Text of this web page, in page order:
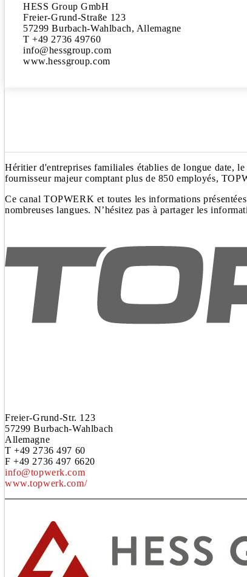
HESS Group GmbH
Freier-Grund-Straße 123
57299 Burbach-Wahlbach, Allemagne
T +49 2736 49760
info@hessgroup.com
www.hessgroup.com
Héritier d'entreprises familiales établies de longue date,
fournisseur majeur comptant plus de 850 employés,
Ce canal TOPWERK et toutes les informations
nombreuses langues. N’hésitez pas à partager les
Freier-Grund-Str. 123
57299 Burbach-Wahlbach
Allemagne
T +49 2736 497 60
F +49 2736 497 6620
info@topwerk.com
www.topwerk.com/